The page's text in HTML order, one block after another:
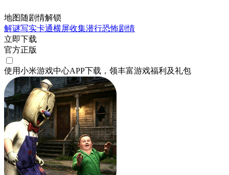
地图随剧情解锁
解谜写实卡通横屏收集潜行恐怖剧情
立即下载
官方正版
使用小米游戏中心APP下载 ，领丰富游戏福利 及礼包